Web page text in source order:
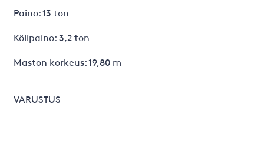
Paino: 13 ton
Kölipaino: 3,2 ton
Maston korkeus: 19,80 m
VARUSTUS